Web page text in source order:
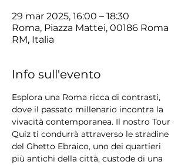
29 mar 2025, 16:00 – 18:30
Roma, Piazza Mattei, 00186 Roma
RM, Italia
Info sull'evento
Esplora una Roma ricca di contrasti,
dove il passato millenario incontra la
vivacità contemporanea. Il nostro Tour
Quiz ti condurrà attraverso le stradine
del Ghetto Ebraico, uno dei quartieri
più antichi della città, custode di una